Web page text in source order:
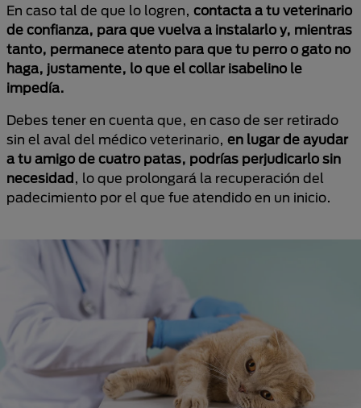
En caso tal de que lo logren, contacta a tu veterinario
de confianza, para que vuelva a instalarlo y, mientras
tanto, permanece atento para que tu perro o gato no
haga, justamente, lo que el collar isabelino le
impedía.
Debes tener en cuenta que, en caso de ser retirado
sin el aval del médico veterinario, en lugar de ayudar
a tu amigo de cuatro patas, podrías perjudicarlo sin
necesidad, lo que prolongará la recuperación del
padecimiento por el que fue atendido en un inicio.